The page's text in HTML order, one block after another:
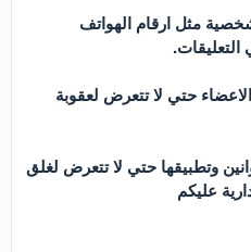
مثل ارقام الهواتف
حتي لا تتعرض لعقوبة
وتطبيقها حتي لا تتعرض لغلق
عليكم